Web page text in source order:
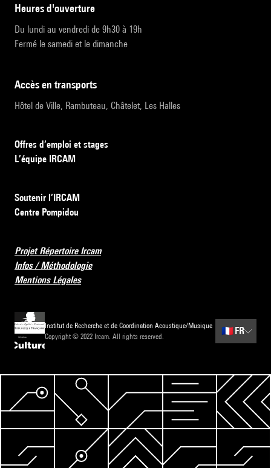
heures d'ouverture
Du lundi au vendredi de 9h30 à 19h
Fermé le samedi et le dimanche
accès en transports
Hôtel de Ville, Rambuteau, Châtelet, Les Halles
Offres d’emploi et stages
L’équipe IRCAM
Soutenir l’IRCAM
Centre Pompidou
Projet Répertoire Ircam
Infos / Méthodologie
Mentions Légales
Institut de Recherche et de Coordination Acoustique/Musique
Copyright © 2022 Ircam. All rights reserved.
🇫🇷 FR